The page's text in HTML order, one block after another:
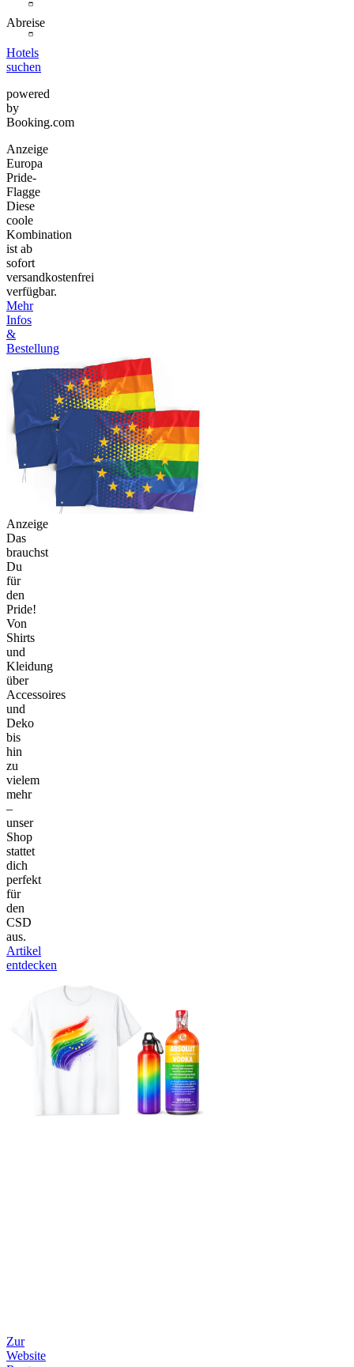
Abreise
Hotels
suchen
powered
by
Booking.com
Anzeige
Europa
Pride-
Flagge
Diese
coole
Kombination
ist ab
sofort
versandkostenfrei
verfügbar.
Mehr
Infos
&
Bestellung
Anzeige
Das
brauchst
Du
für
den
Pride!
Von
Shirts
und
Kleidung
über
Accessoires
und
Deko
bis
hin
zu
vielem
mehr
–
unser
Shop
stattet
dich
perfekt
für
den
CSD
aus.
Artikel
entdecken
Zur
Website